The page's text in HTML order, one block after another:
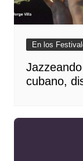
En los
cubano,